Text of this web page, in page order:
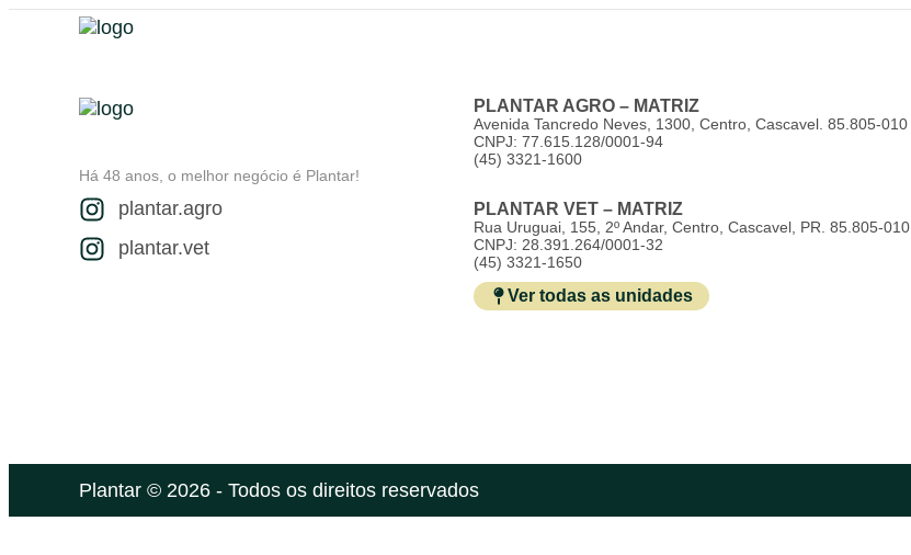
Há 48 anos, o melhor negócio é Plantar!
plantar.agro
plantar.vet
PLANTAR AGRO – MATRIZ
Avenida Tancredo Neves, 1300, Centro, Cascavel. 85.805-010
CNPJ: 77.615.128/0001-94
(45) 3321-1600
PLANTAR VET – MATRIZ
Rua Uruguai, 155, 2º Andar, Centro, Cascavel, PR. 85.805-010
CNPJ: 28.391.264/0001-32
(45) 3321-1650
Ver todas as unidades
Plantar © 2026 - Todos os direitos reservados